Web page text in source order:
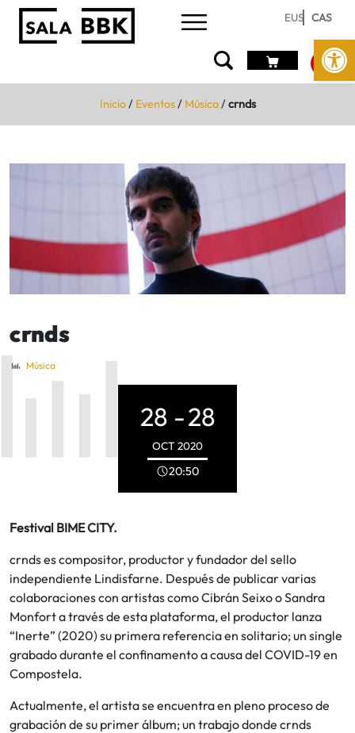
Abrir
EUS CAS
Inicio/ Eventos/ Música/crnds
crnds
Música
28 -28
OCT 2020
20:50
Festival BIME CITY.
crnds es compositor, productor y fundador del sello
independiente Lindisfarne. Después de publicar varias
colaboraciones con artistas como Cibrán Seixo o Sandra
Monfort a través de esta plataforma, el productor lanza
“Inerte” (2020) su primera referencia en solitario; un single
grabado durante el confinamento a causa del COVID-19 en
Compostela.
Actualmente, el artista se encuentra en pleno proceso de
grabación de su primer álbum; un trabajo donde crnds